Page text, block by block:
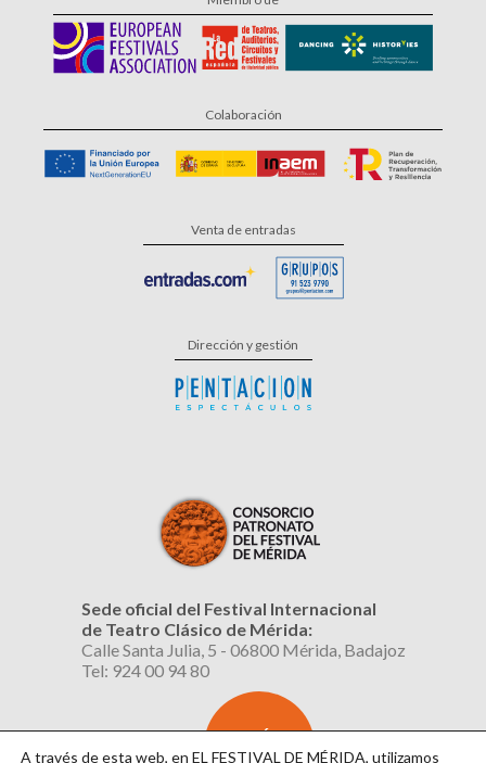
Colaboración
Venta de entradas
Dirección y gestión
Sede oficial del Festival Internacional
de Teatro Clásico de Mérida:
Calle Santa Julia, 5 - 06800 Mérida, Badajoz
Tel: 924 00 94 80
SUSCRÍBETE
AL BOLETÍN
A través de esta web, en EL FESTIVAL DE MÉRIDA, utilizamos